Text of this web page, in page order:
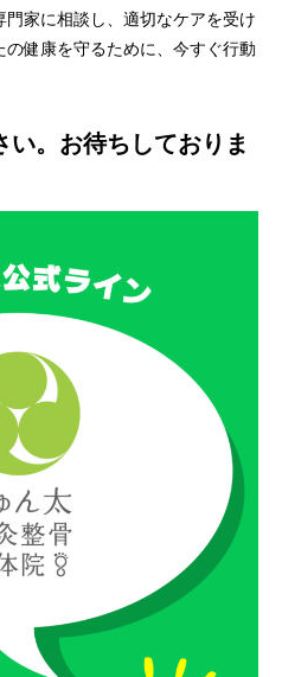
家に相談し、適切なケアを受け
健康を守るために、今すぐ行動
い。お待ちしておりま